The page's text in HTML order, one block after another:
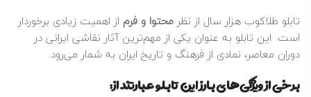
تابلو طلاکوب هزار سال از نظر محتوا و فرم از اهمیت زیادی برخوردار
است. این تابلو به عنوان یکی از مهم‌ترین آثار نقاشی ایرانی در
دوران معاصر، نمادی از فرهنگ و تاریخ ایران به شمار می‌رود.
برخی از ویژگی‌های بارز این تابلو عبارتند از: